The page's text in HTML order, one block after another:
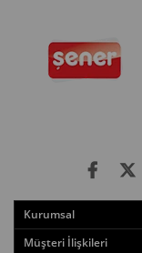
Kurumsal
Müşteri İlişkileri